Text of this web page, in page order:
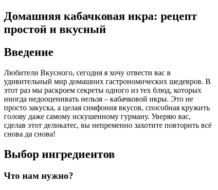
Домашняя кабачковая икра: рецепт
простой и вкусный
Введение
Любители Вкусного, сегодня я хочу отвести вас в
удивительный мир домашних гастрономических шедевров. В
этот раз мы раскроем секреты одного из тех блюд, которых
иногда недооценивать нельзя – кабачковой икры. Это не
просто закуска, а целая симфония вкусов, способная кружить
голову даже самому искушенному гурману. Уверяю вас,
сделав этот деликатес, вы непременно захотите повторить всё
снова да снова!
Выбор ингредиентов
Что нам нужно?